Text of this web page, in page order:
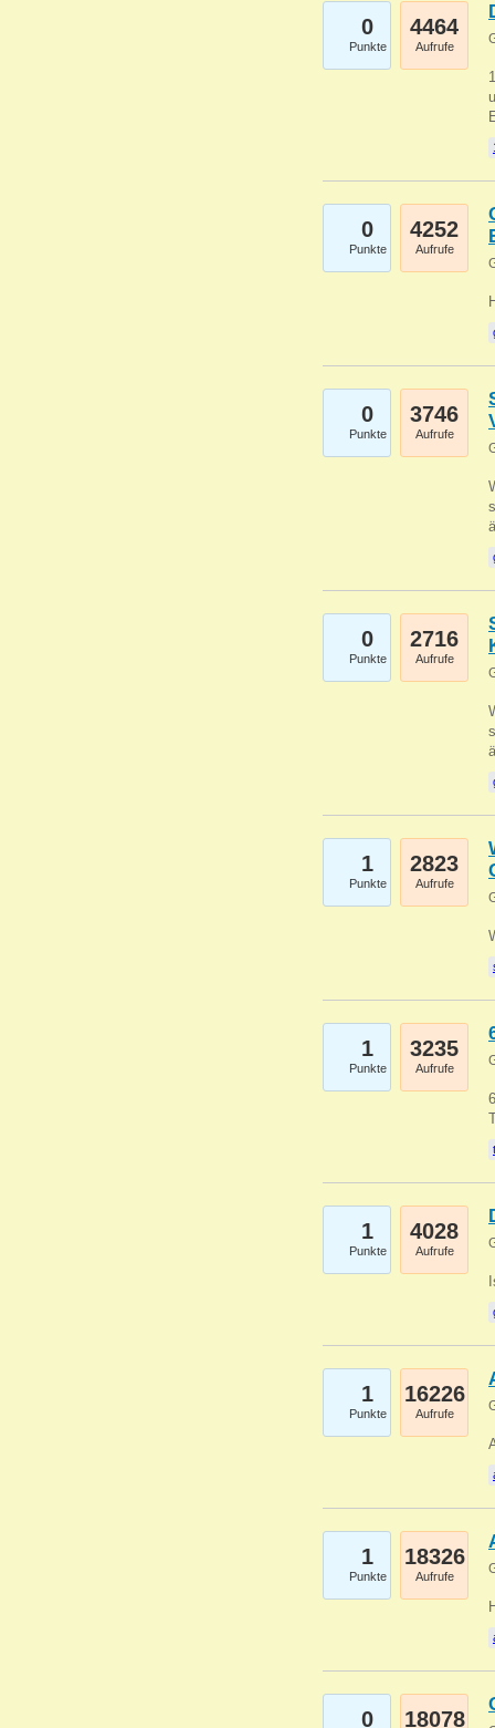
0
Punkte
4464
Aufrufe
0
Punkte
4252
Aufrufe
0
Punkte
3746
Aufrufe
0
Punkte
2716
Aufrufe
1
Punkte
2823
Aufrufe
1
Punkte
3235
Aufrufe
1
Punkte
4028
Aufrufe
1
Punkte
16226
Aufrufe
1
Punkte
18326
Aufrufe
0 18078